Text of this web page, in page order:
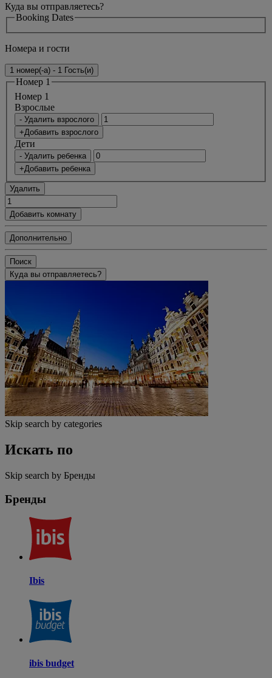
Куда вы отправляетесь?
Booking Dates
Номера и гости
1 номер(-а) - 1 Гость(и)
Номер 1
Номер 1
Bзрослые
- Удалить взрослого
+Добавить взрослого
Дети
- Удалить ребенка
+Добавить ребенка
Удалить
Добавить комнату
Дополнительно
Поиск
Куда вы отправляетесь?
Skip search by categories
Искать по
Skip search by Бренды
Бренды
Ibis
ibis budget